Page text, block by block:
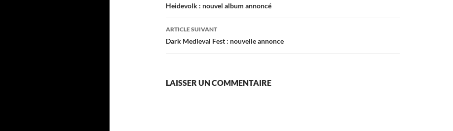
des
articles
Heidevolk : nouvel album annoncé
ARTICLE SUIVANT
Dark Medieval Fest : nouvelle annonce
LAISSER UN COMMENTAIRE